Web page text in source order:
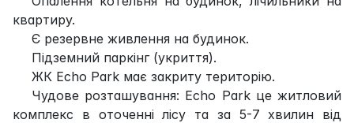
квартиру.
Є резервне живлення на будинок.
Підземний паркінг (укриття).
ЖК Echo Park має закриту територію.
Чудове розташування: Echo Park це житловий
комплекс в оточенні лісу та за 5-7 хвилин від